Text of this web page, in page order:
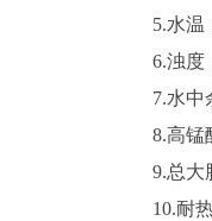
5.水温
6.浊度
7.水中
8.高锰
9.总大
10.耐